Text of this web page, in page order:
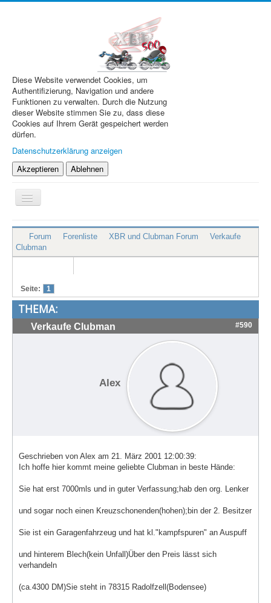
Diese Website verwendet Cookies, um
Authentifizierung, Navigation und andere
Funktionen zu verwalten. Durch die Nutzung
dieser Website stimmen Sie zu, dass diese
Cookies auf Ihrem Gerät gespeichert werden
dürfen.
Datenschutzerklärung anzeigen
Akzeptieren
Ablehnen
Navigation
an/aus
XBR.de
Technik
Treffen & Touren
Cafe-Ecke
Suche
Forum Forenliste XBR und Clubman Forum
Verkaufe
Clubman
Seite: 1
THEMA:
Verkaufe Clubman #590
Alex
Geschrieben von Alex am 21. März 2001 12:00:39:
Ich hoffe hier kommt meine geliebte Clubman in beste Hände:
Sie hat erst 7000mls und in guter Verfassung;hab den org. Lenker
und sogar noch einen Kreuzschonenden(hohen);bin der 2. Besitzer
Sie ist ein Garagenfahrzeug und hat kl."kampfspuren" an Auspuff
und hinterem Blech(kein Unfall)Über den Preis lässt sich
verhandeln
(ca.4300 DM)Sie steht in 78315 Radolfzell(Bodensee)